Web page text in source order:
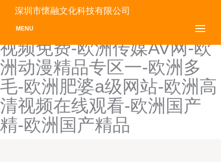
欧洲成人性爱AV-欧洲成人
一区二区三区-欧洲成在人线
视频免费-欧洲传媒AV网-欧
洲动漫精品专区一-欧洲多
毛-欧洲肥婆a级网站-欧洲高
清视频在线观看-欧洲国产
精-欧洲国产精品
深圳市懷融文化科技有限公司
MENU